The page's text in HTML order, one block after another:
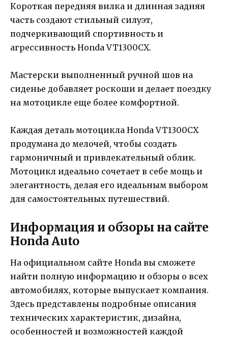
Короткая передняя вилка и длинная задняя
часть создают стильный силуэт,
подчеркивающий спортивность и
агрессивность Honda VT1300CX.
Мастерски выполненный ручной шов на
сиденье добавляет роскоши и делает поездку
на мотоцикле еще более комфортной.
Каждая деталь мотоцикла Honda VT1300CX
продумана до мелочей, чтобы создать
гармоничный и привлекательный облик.
Мотоцикл идеально сочетает в себе мощь и
элегантность, делая его идеальным выбором
для самостоятельных путешествий.
Информация и обзоры на сайте
Honda Auto
На официальном сайте Honda вы сможете
найти полную информацию и обзоры о всех
автомобилях, которые выпускает компания.
Здесь представлены подробные описания
технических характеристик, дизайна,
особенностей и возможностей каждой